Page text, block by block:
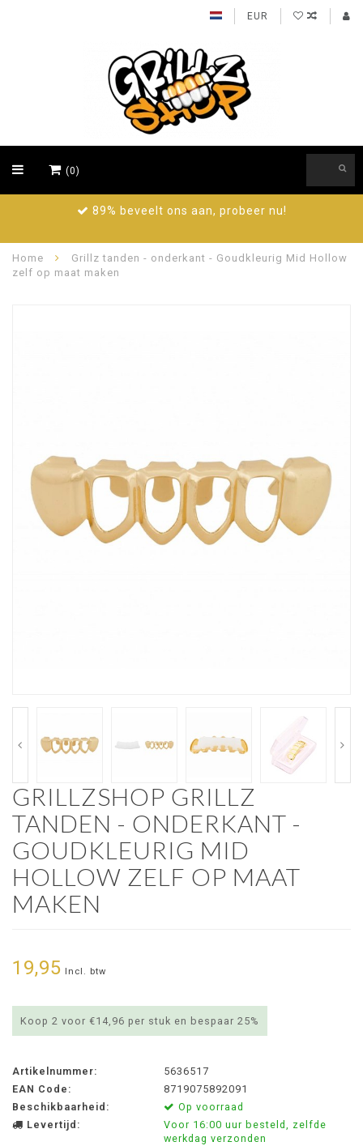
EUR
(0)
89% beveelt ons aan, probeer nu!
Home
Grillz tanden - onderkant - Goudkleurig Mid Hollow
zelf op maat maken
GRILLZSHOP GRILLZ
TANDEN - ONDERKANT -
GOUDKLEURIG MID
HOLLOW ZELF OP MAAT
MAKEN
19,95 Incl. btw
Koop 2 voor €14,96 per stuk en bespaar 25%
Artikelnummer:
5636517
EAN Code:
8719075892091
Beschikbaarheid:
Op voorraad
Levertijd:
Voor 16:00 uur besteld, zelfde
werkdag verzonden